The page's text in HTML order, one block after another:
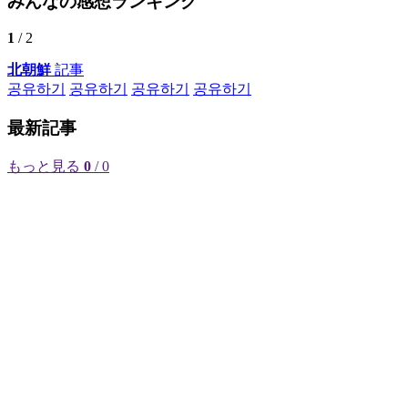
1 / 2
北朝鮮記事
공유하기
공유하기 공유하기 공유하기
最新記事
もっと見る 0 / 0